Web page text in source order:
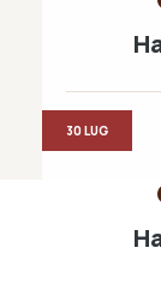
30 LUG